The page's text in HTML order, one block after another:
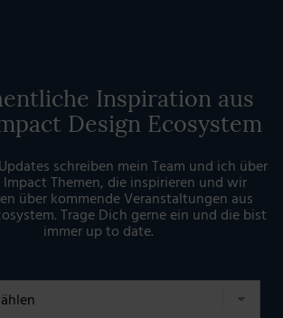
Inspiration aus
Design Ecosystem
schreiben mein Team und ich über
Themen, die inspirieren und wir
über kommende Veranstaltungen aus
Trage Dich gerne ein und die bist
immer up to date.